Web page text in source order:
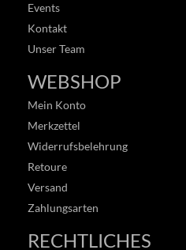
Events
Kontakt
Unser Team
WEBSHOP
Mein Konto
Merkzettel
Widerrufsbelehrung
Retoure
Versand
Zahlungsarten
RECHTLICHES